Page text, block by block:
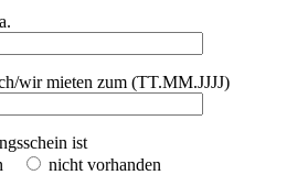
wir mieten zum (TT.MM.JJJJ)
ist
nicht vorhanden